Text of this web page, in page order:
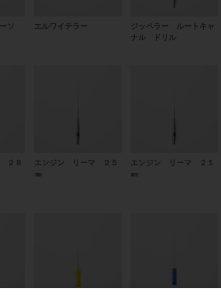
ソ
エルワイテラー
ジッペラー ルートキャ
ナル ドリル
２８
エンジン リーマ ２５
㎜
エンジン リーマ ２１
㎜